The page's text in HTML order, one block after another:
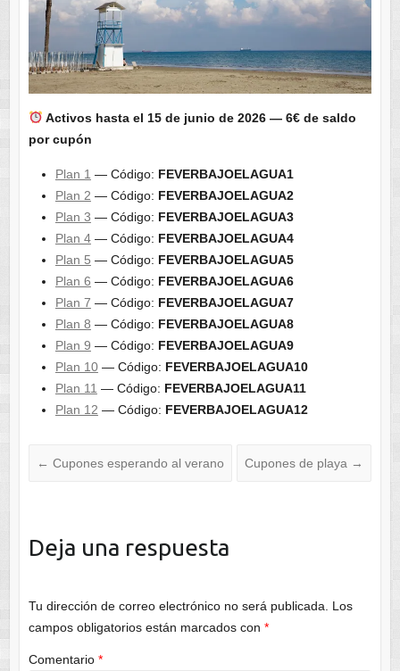
Activos hasta el 15 de junio de 2026 — 6€ de saldo
por cupón
Plan 1 — Código: FEVERBAJOELAGUA1
Plan 2 — Código: FEVERBAJOELAGUA2
Plan 3 — Código: FEVERBAJOELAGUA3
Plan 4— Código: FEVERBAJOELAGUA4
Plan 5 — Código: FEVERBAJOELAGUA5
Plan 6 — Código: FEVERBAJOELAGUA6
Plan 7 — Código: FEVERBAJOELAGUA7
Plan 8 — Código: FEVERBAJOELAGUA8
Plan 9 — Código: FEVERBAJOELAGUA9
Plan 10— Código: FEVERBAJOELAGUA10
Plan 11 — Código: FEVERBAJOELAGUA11
Plan 12 — Código: FEVERBAJOELAGUA12
← Cupones esperando al verano Cupones de playa →
Deja una respuesta
Tu dirección de correo electrónico no será publicada. Los
campos obligatorios están marcados con *
Comentario *